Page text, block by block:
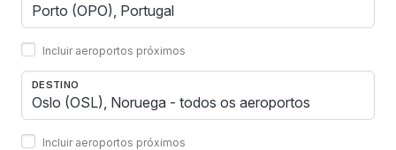
Incluir aeroportos próximos
DESTINO
Incluir aeroportos próximos